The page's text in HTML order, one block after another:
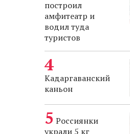
построил
амфитеатр и
водил туда
туристов
Кадаргаванский
каньон
Россиянки
украли 5 кг